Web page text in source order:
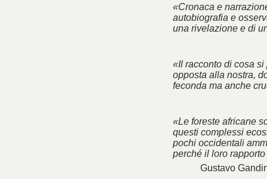
«Cronaca e
autobiografia e
una rivelazione e di
«Il racconto di cosa
opposta alla nostra,
feconda ma anche
«Le foreste africane
questi complessi
pochi occidentali
perché il loro
Gustavo